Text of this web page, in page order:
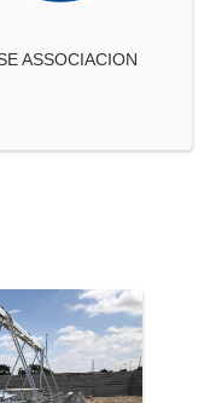
ASSOCIACION